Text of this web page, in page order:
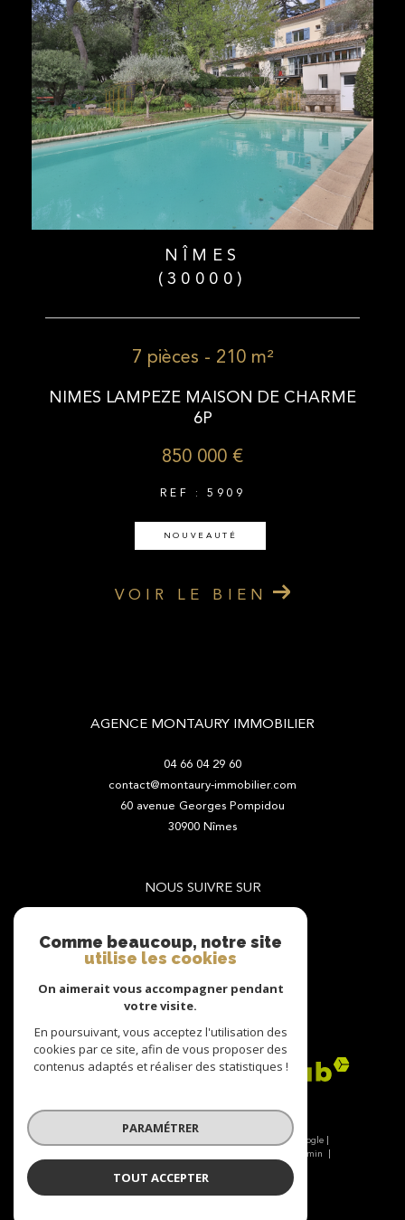
NÎMES
(30000)
7 pièces - 210 m²
NIMES LAMPEZE MAISON DE CHARME
6P
850 000 €
REF : 5909
NOUVEAUTÉ
VOIR LE BIEN
AGENCE MONTAURY IMMOBILIER
04 66 04 29 60
contact@montaury-immobilier.com
60 avenue Georges Pompidou
30900
Nîmes
NOUS SUIVRE SUR
ADHÉRENTS
© 2026 | Tous droits réservés | Traduction powered by Google |
Admin
Comme beaucoup, notre site
utilise les cookies
On aimerait vous accompagner pendant
votre visite.
En poursuivant, vous acceptez l'utilisation des
cookies par ce site, afin de vous proposer des
contenus adaptés et réaliser des statistiques !
PARAMÉTRER
TOUT ACCEPTER